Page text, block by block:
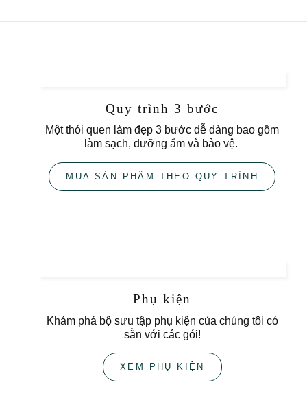
Quy trình 3 bước
Một thói quen làm đẹp 3 bước dễ dàng bao gồm
làm sạch, dưỡng ẩm và bảo vệ.
MUA SẢN PHẨM THEO QUY TRÌNH
Phụ kiện
Khám phá bộ sưu tập phụ kiện của chúng tôi có
sẵn với các gói!
XEM PHỤ KIỆN